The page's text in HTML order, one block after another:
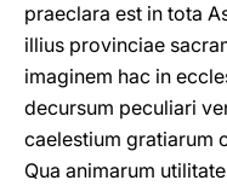
praeclara est in tota
illius provinciae
imaginem hac in
decursum peculiari
caelestium gratiarum
Qua animarum